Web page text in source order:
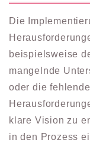
Die
beispielsweise
mangelnde
oder die
klare Vision zu
in den Prozess